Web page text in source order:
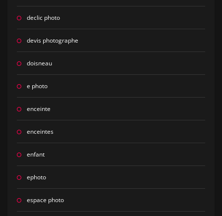
declic photo
devis photographe
doisneau
e photo
enceinte
enceintes
enfant
ephoto
espace photo